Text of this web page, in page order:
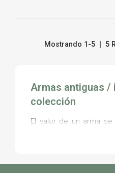
Mostrando 1-5 | 5
Armas antiguas /
colección
El valor de un arma
los elementos que
coleccionismo de